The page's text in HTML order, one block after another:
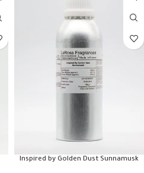
Inspired by Golden Dust Sunnamusk